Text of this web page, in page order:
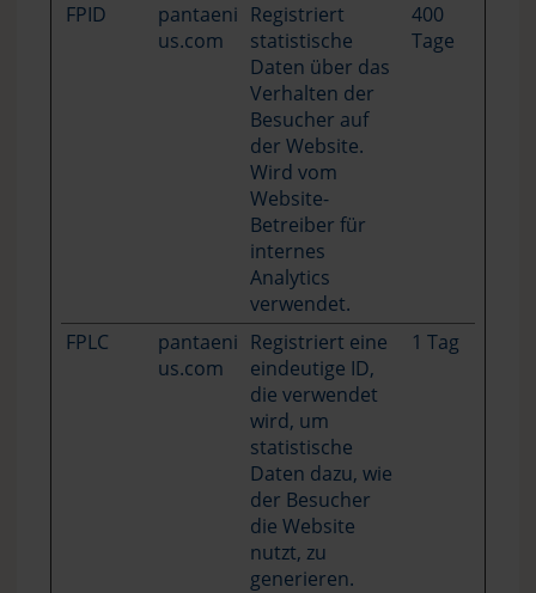
FPID
pantaeni
us.com
Registriert
statistische
Daten über das
Verhalten der
Besucher auf
der Website.
Wird vom
Website-
Betreiber für
internes
Analytics
verwendet.
400
Tage
FPLC
pantaeni
us.com
Registriert eine
eindeutige ID,
die verwendet
wird, um
statistische
Daten dazu, wie
der Besucher
die Website
nutzt, zu
generieren.
1 Tag